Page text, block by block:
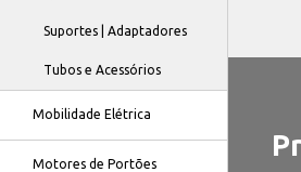
Suportes | Adaptadores
Tubos e Acessórios
Mobilidade Elétrica
Motores de Portões